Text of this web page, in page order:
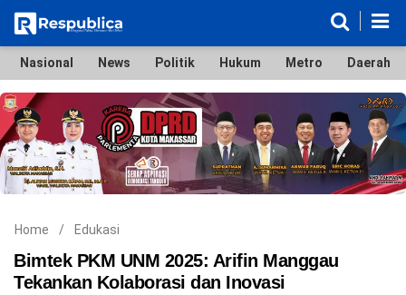
Nasional
News
Politik
Hukum
Metro
Daerah
Ekonomi & Bisnis
Lifestyle
Otomotif
Bola & Sport
Edukasi
Tokoh
Hiburan
Nasional News Politik Hukum Metro Daerah
Home / Edukasi
Bimtek PKM UNM 2025: Arifin Manggau
Tekankan Kolaborasi dan Inovasi